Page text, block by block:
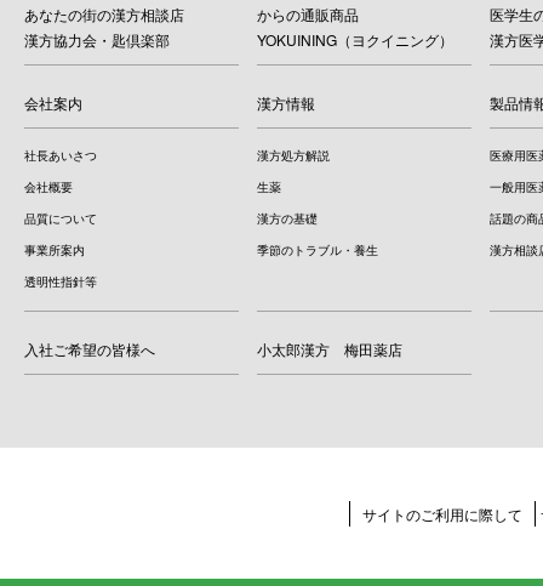
あなたの街の漢方相談店
漢方協力会・匙倶楽部
からの通販商品
YOKUINING（ヨクイニング）
医学生
漢方医
会社案内
社長あいさつ
会社概要
品質について
事業所案内
透明性指針等
漢方情報
漢方処方解説
生薬
漢方の基礎
季節のトラブル・養生
製品情
医療用
一般用
話題の商
漢方相談
入社ご希望の皆様へ 小太郎漢方 梅田薬店
サイトのご利用に際して